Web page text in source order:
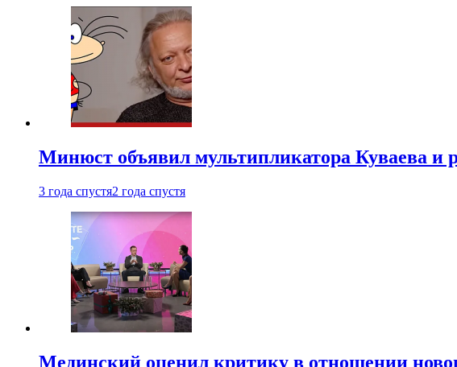
Минюст объявил мультипликатора Куваева и
3 года спустя2 года спустя
Мединский оценил критику в отношении